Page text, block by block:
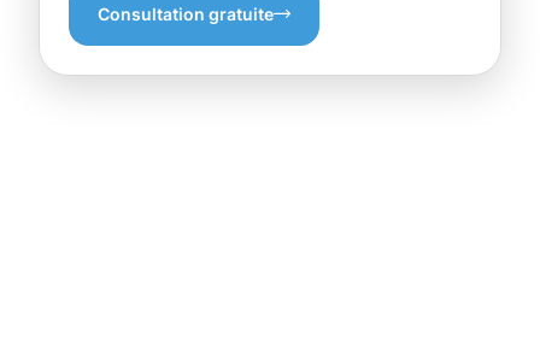
Consultation gratuite